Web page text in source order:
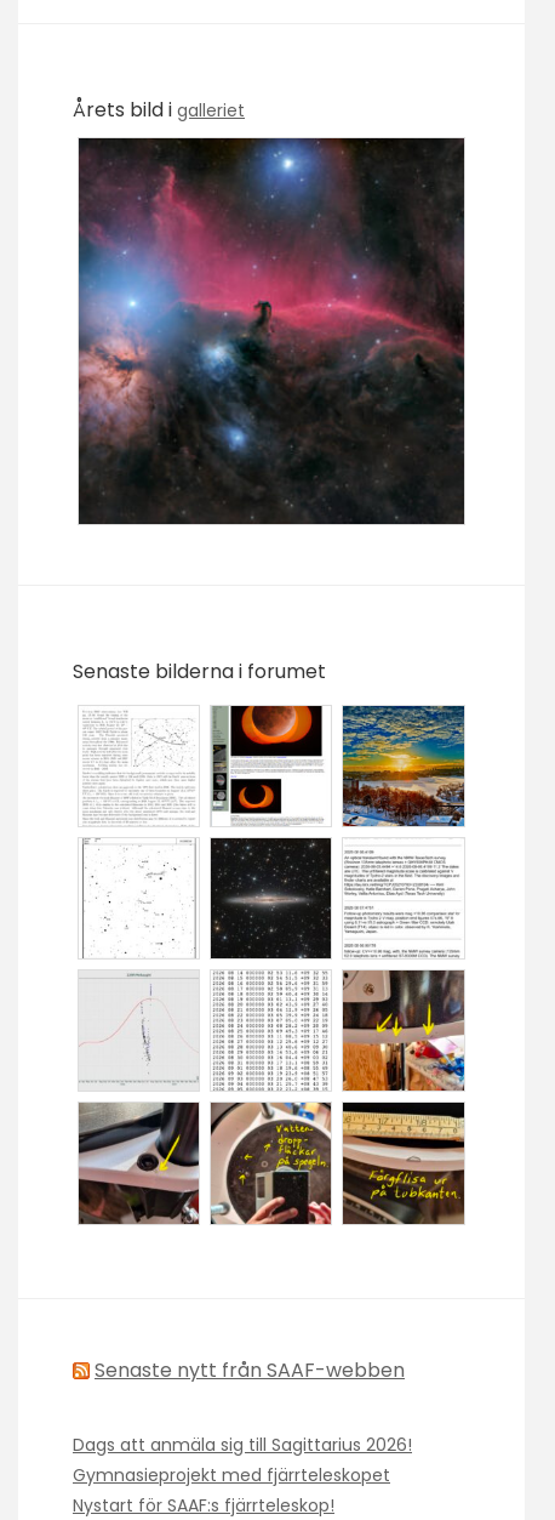
Årets bild i galleriet
Senaste bilderna i forumet
Senaste nytt från SAAF-webben
Dags att anmäla sig till Sagittarius 2026!
Gymnasieprojekt med fjärrteleskopet
Nystart för SAAF:s fjärrteleskop!